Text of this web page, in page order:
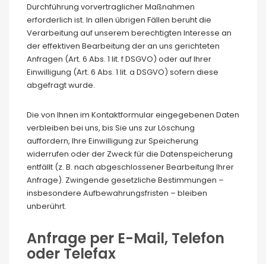
Durchführung vorvertraglicher Maßnahmen
erforderlich ist. In allen übrigen Fällen beruht die
Verarbeitung auf unserem berechtigten Interesse an
der effektiven Bearbeitung der an uns gerichteten
Anfragen (Art. 6 Abs. 1 lit. f DSGVO) oder auf Ihrer
Einwilligung (Art. 6 Abs. 1 lit. a DSGVO) sofern diese
abgefragt wurde.
Die von Ihnen im Kontaktformular eingegebenen Daten
verbleiben bei uns, bis Sie uns zur Löschung
auffordern, Ihre Einwilligung zur Speicherung
widerrufen oder der Zweck für die Datenspeicherung
entfällt (z. B. nach abgeschlossener Bearbeitung Ihrer
Anfrage). Zwingende gesetzliche Bestimmungen –
insbesondere Aufbewahrungsfristen – bleiben
unberührt.
Anfrage per E-Mail, Telefon
oder Telefax